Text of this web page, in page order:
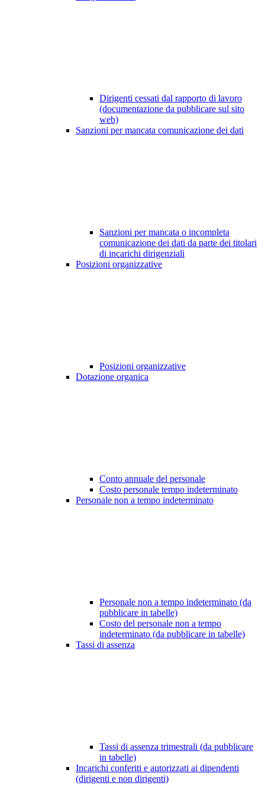
Dirigenti cessati dal rapporto di lavoro
(documentazione da pubblicare sul sito
web)
Sanzioni per mancata comunicazione dei dati
Sanzioni per mancata o incompleta
comunicazione dei dati da parte dei titolari
di incarichi dirigenziali
Posizioni organizzative
Posizioni organizzative
Dotazione organica
Conto annuale del personale
Costo personale tempo indeterminato
Personale non a tempo indeterminato
Personale non a tempo indeterminato (da
pubblicare in tabelle)
Costo del personale non a tempo
indeterminato (da pubblicare in tabelle)
Tassi di assenza
Tassi di assenza trimestrali (da pubblicare
in tabelle)
Incarichi conferiti e autorizzati ai dipendenti
(dirigenti e non dirigenti)